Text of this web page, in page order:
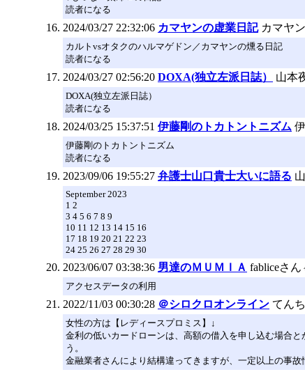
読者になる
2024/03/27 22:32:06 カマヤンの虚業日記 カマヤ
カルトvsオタクのハルマゲドン／カマヤンの燻る日記
読者になる
2024/03/27 02:56:20 DOXA(独立左派日誌） 山本
DOXA(独立左派日誌）
読者になる
2024/03/25 15:37:51 伊藤剛のトカトントニズム
伊藤剛のトカトントニズム
読者になる
2023/09/06 19:55:27 弁護士山口貴士大いに語る
September 2023
1 2
3 4 5 6 7 8 9
10 11 12 13 14 15 16
17 18 19 20 21 22 23
24 25 26 27 28 29 30
2023/06/07 03:38:36 男達のＭＵＭＩＡ fabliceさん
アクセスデータの利用
2022/11/03 00:30:28 ＠シロクロオンライン てん
女性の方は【レディースプロミス】↓
金利の低いカードローンは、高額の借入を申し込む場合
う。
金融業者さんにより結構違ってきますが、一定以上の事